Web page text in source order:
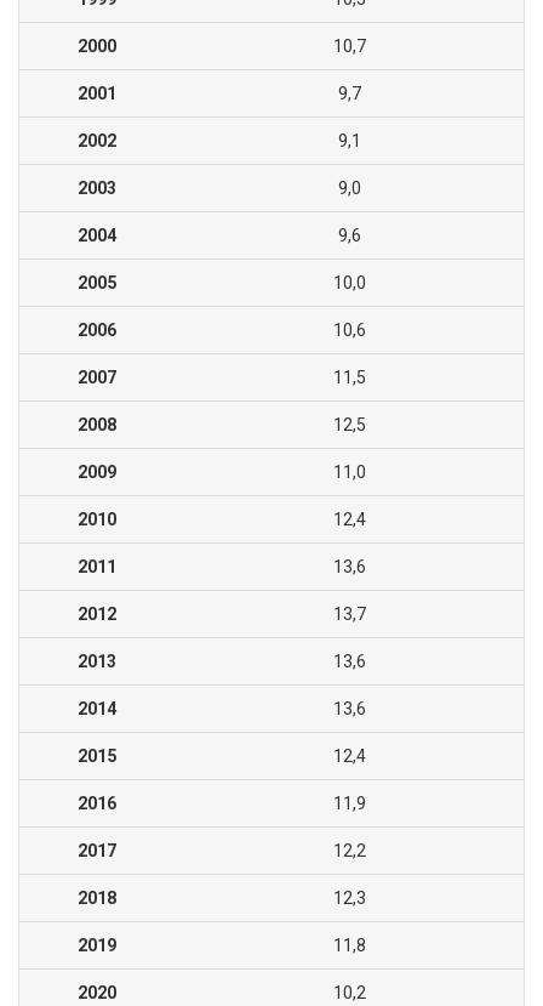
2000 10,7
2001 9,7
2002 9,1
2003 9,0
2004 9,6
2005 10,0
2006 10,6
2007 11,5
2008 12,5
2009 11,0
2010 12,4
2011 13,6
2012 13,7
2013 13,6
2014 13,6
2015 12,4
2016 11,9
2017 12,2
2018 12,3
2019 11,8
2020 10,2